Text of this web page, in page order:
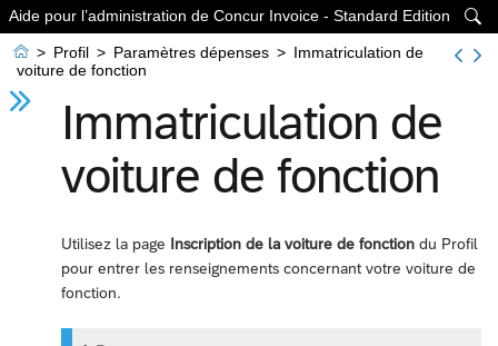

Aide pour l’administration de Concur Invoice - Standard Edition
 > Profil > Paramètres dépenses > Immatriculation de
voiture de fonction
Immatriculation de
voiture de fonction
Utilisez la page Inscription de la voiture de fonction du Profil
pour entrer les renseignements concernant votre voiture de
fonction.